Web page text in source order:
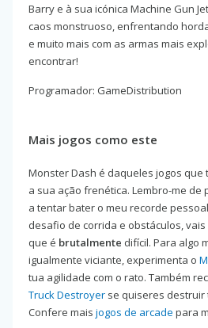
Barry e à sua icónica Machine Gun
caos monstruoso, enfrentando
e muito mais com as armas mais
encontrar!
Programador: GameDistribution
Mais jogos como este
Monster Dash é daqueles jogos que
a sua ação frenética. Lembro-me
a tentar bater o meu recorde
desafio de corrida e obstáculos,
que é brutalmente difícil. Para algo
igualmente viciante, experimenta o
tua agilidade com o rato. Também
Truck Destroyer se quiseres destruir
Confere mais jogos de arcade para